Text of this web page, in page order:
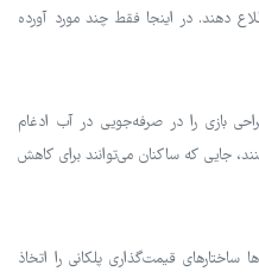
دهند. در اینجا فقط چند مورد آورده
بازی را در صرفه‌جویی در آب ادغام
جایی که ساکنان می‌توانند برای کاهش
ساختارهای قیمت‌گذاری پلکانی را اتخاذ